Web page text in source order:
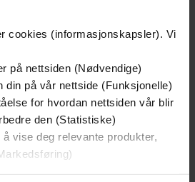
cookies (informasjonskapsler). Vi
på nettsiden (Nødvendige)
din på vår nettside (Funksjonelle)
for hvordan nettsiden vår blir
den (Statistiske)
vise deg relevante produkter,